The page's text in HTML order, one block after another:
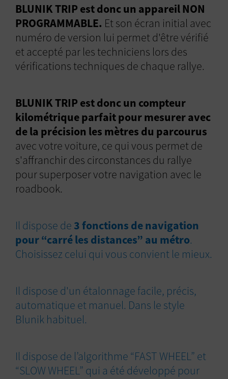
BLUNIK TRIP est donc un appareil NON
PROGRAMMABLE. Et son écran initial avec
numéro de version lui permet d'être vérifié
et accepté par les techniciens lors des
vérifications techniques de chaque rallye.
BLUNIK TRIP est donc un compteur
kilométrique parfait pour mesurer avec
de la précision les mètres du parcourus
avec votre voiture, ce qui vous permet de
s'affranchir des circonstances du rallye
pour superposer votre navigation avec le
roadbook.
Il dispose de 3 fonctions de navigation
pour “carré les distances” au métro.
Choisissez celui qui vous convient le mieux.
Il dispose d'un étalonnage facile, précis,
automatique et manuel. Dans le style
Blunik habituel.
Il dispose de l’algorithme “FAST WHEEL” et
“SLOW WHEEL” qui a été développé pour